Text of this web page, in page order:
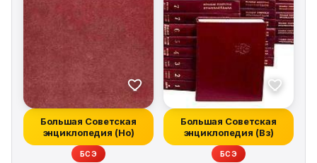
Большая Советская
энциклопедия (Но)
БСЭ
Большая Советская
энциклопедия (Вз)
БСЭ